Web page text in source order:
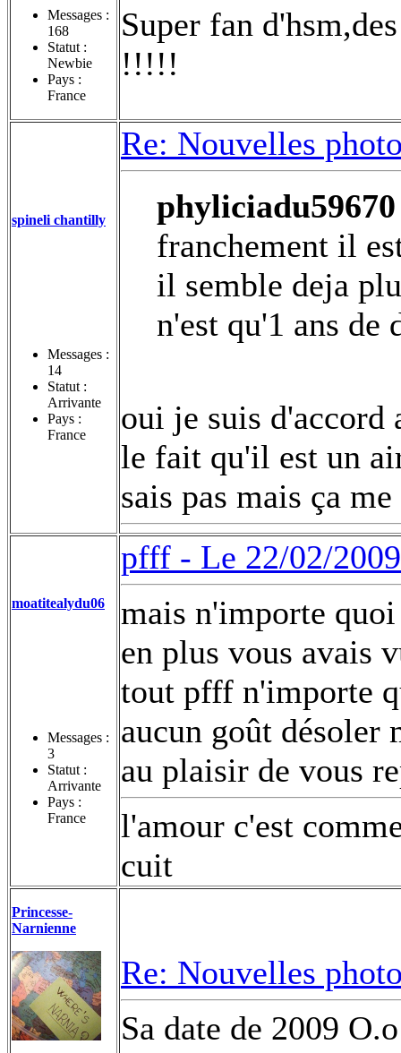
Messages :
168
Statut :
Newbie
Pays :
France
Super fan
!!!!!
spineli chantilly
Messages :
14
Statut :
Arrivante
Pays :
France
Re: Nouvelles
franchement il
il semble deja
n'est qu'1 ans de
oui je suis d'accord
le fait qu'il est un
sais pas mais ça
moatitealydu06
Messages :
3
Statut :
Arrivante
Pays :
France
pfff - Le 22/02/
mais n'importe
en plus vous avais
tout pfff n'importe
aucun goût désoler
au plaisir de vous
l'amour c'est
cuit
Princesse-
Narnienne
Re: Nouvelles
Sa date de 2009 O.o